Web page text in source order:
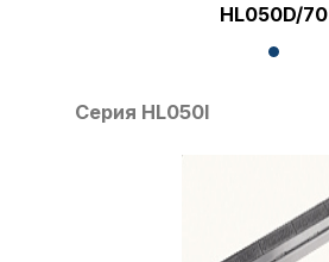
HL050D/70
Серия HL050I